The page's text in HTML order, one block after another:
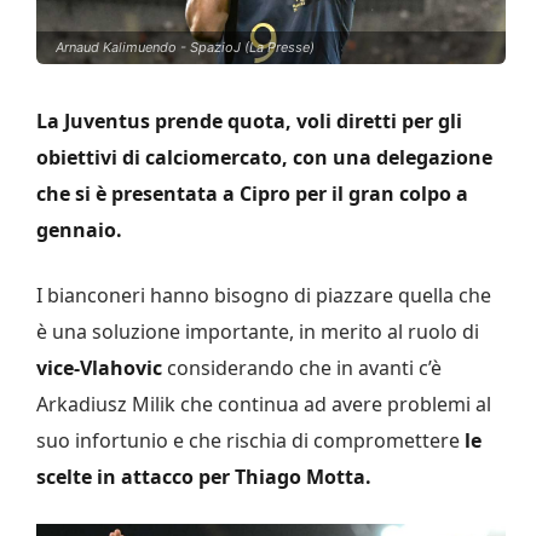
Arnaud Kalimuendo - SpazioJ (La Presse)
La Juventus prende quota, voli diretti per gli
obiettivi di calciomercato, con una delegazione
che si è presentata a Cipro per il gran colpo a
gennaio.
I bianconeri hanno bisogno di piazzare quella che
è una soluzione importante, in merito al ruolo di
vice-Vlahovic considerando che in avanti c’è
Arkadiusz Milik che continua ad avere problemi al
suo infortunio e che rischia di compromettere le
scelte in attacco per Thiago Motta.